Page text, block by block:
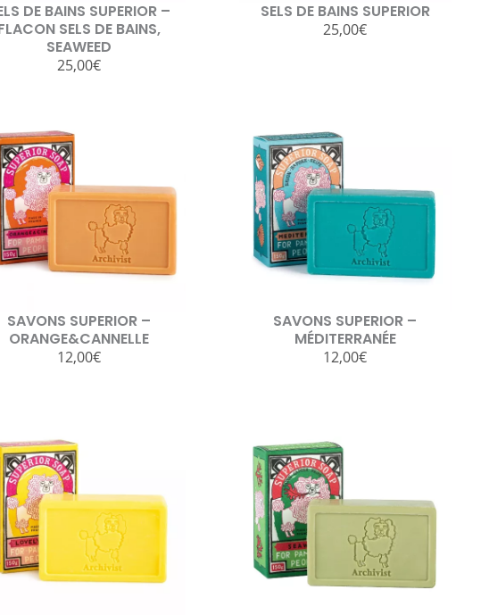
DE BAINS SUPERIOR –
SELS DE BAINS,
SEAWEED
25,00€
SELS DE BAINS SUPERIOR
25,00€
SAVONS SUPERIOR –
ORANGE&CANNELLE
12,00€
SAVONS SUPERIOR –
MÉDITERRANÉE
12,00€